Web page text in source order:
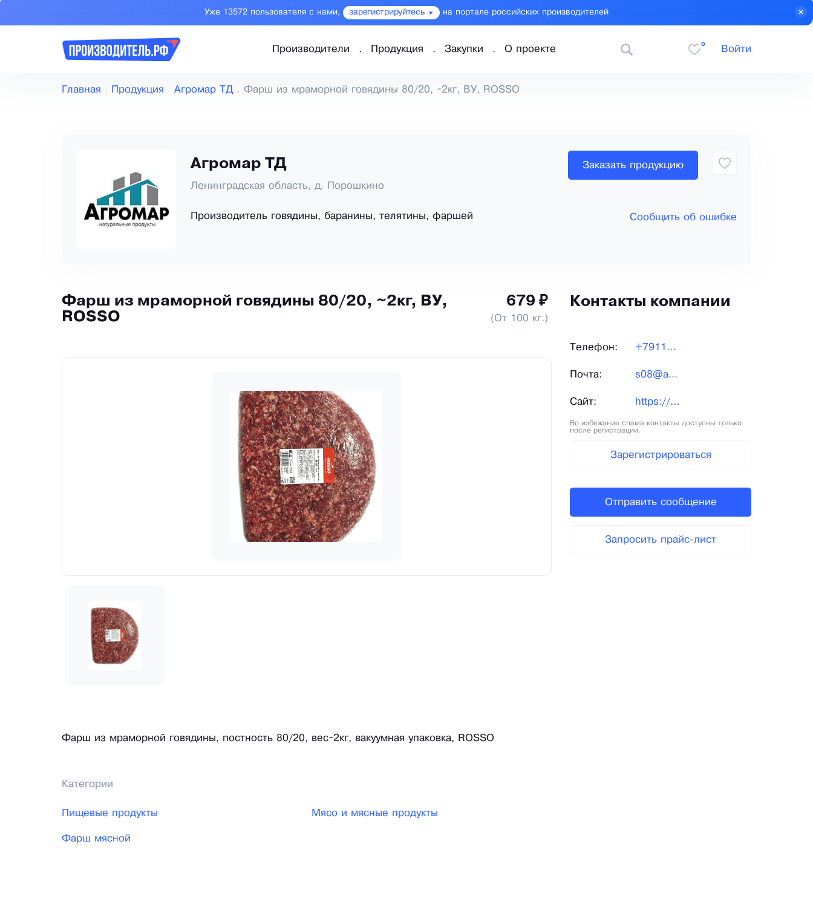
Уже 13572 пользователя с нами, зарегистрируйтесь на портале российских производителей
Производители Продукция Закупки О проекте
0
Войти
Главная Продукция Агромар ТД Фарш из мраморной говядины 80/20, ~2кг, ВУ, ROSSO
Агромар ТД
Ленинградская область, д. Порошкино
Производитель говядины, баранины, телятины, фаршей
Заказать продукцию
Сообщить об ошибке
Фарш из мраморной говядины 80/20, ~2кг, ВУ,
ROSSO
679 ₽
(От 100 кг.)
Фарш из мраморной говядины, постность 80/20, вес~2кг, вакуумная упаковка, ROSSO
Категории
Пищевые продукты Мясо и мясные продукты
Фарш мясной
Контакты компании
Телефон: +79119...
Почта: s08@a...
Сайт: https://7rosso.ru/
Во избежание спама контакты доступны только
после регистрации.
Зарегистрироваться
Отправить сообщение
Запросить прайс-лист